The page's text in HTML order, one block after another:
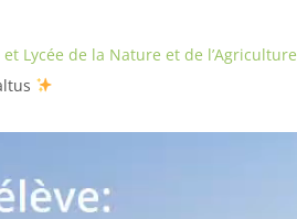
Lycée de la Nature et de l’Agriculture